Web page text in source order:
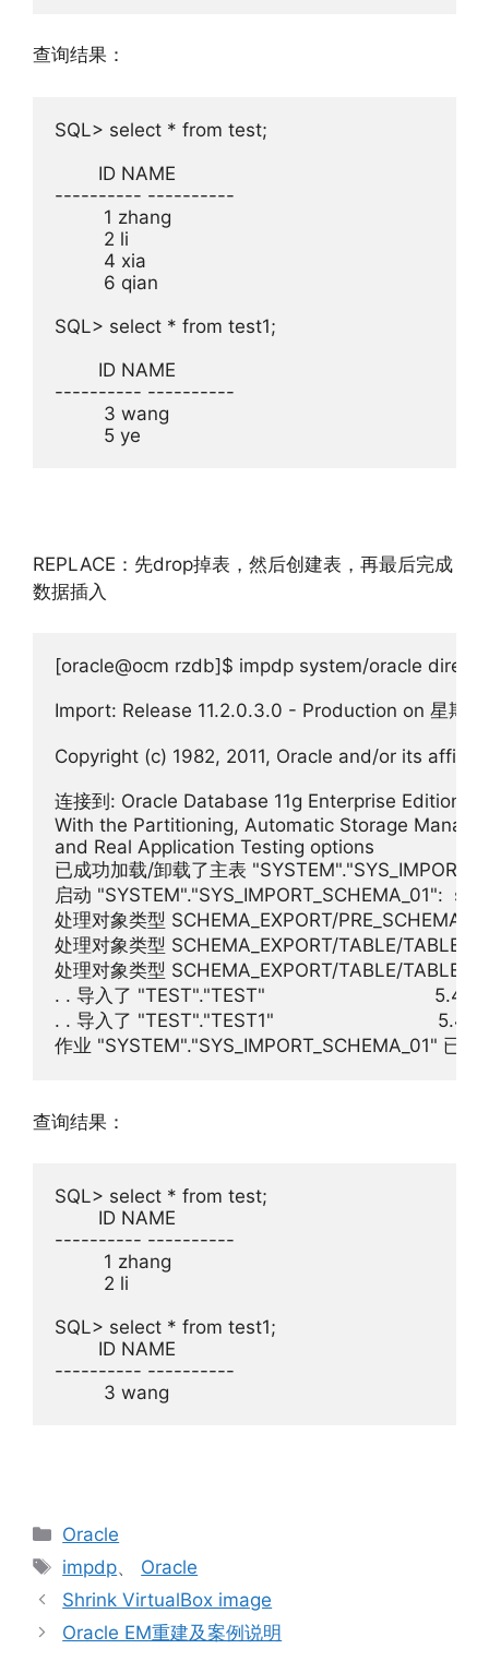
查询结果：
SQL> select * from test;
        ID NAME
---------- ----------
         1 zhang
         2 li
         4 xia
         6 qian
SQL> select * from test1;
        ID NAME
---------- ----------
         3 wang
         5 ye
REPLACE：先drop掉表，然后创建表，再最后完成
数据插入
[oracle@ocm rzdb]$ impdp system/oracle
Import: Release 11.2.0.3.0 - Production on 星期
Copyright (c) 1982, 2011, Oracle and/or its
连接到: Oracle Database 11g Enterprise Edition
With the Partitioning, Automatic Storage
and Real Application Testing options
已成功加载/卸载了主表
启动 "SYSTEM"."SYS_IMPORT_SCHEMA_01":
处理对象类型 SCHEMA_EXPORT/PRE_SCHEMA/
处理对象类型 SCHEMA_EXPORT/TABLE/TABLE
处理对象类型 SCHEMA_EXPORT/TABLE/
. . 导入了 "TEST"."TEST"
. . 导入了 "TEST"."TEST1"
作业 "SYSTEM"."SYS_IMPORT_SCHEMA_01" 已
查询结果：
SQL> select * from test;
        ID NAME
---------- ----------
         1 zhang
         2 li
SQL> select * from test1;
        ID NAME
---------- ----------
         3 wang
分
类
Oracle
标
签
impdp、 Oracle
Shrink VirtualBox image
Oracle EM重建及案例说明